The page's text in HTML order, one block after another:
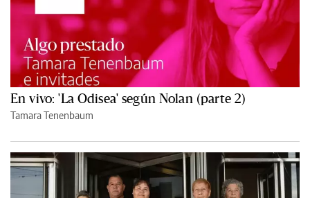
En vivo: 'La Odisea' según Nolan (parte 2)
Tamara Tenenbaum